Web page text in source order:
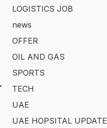
LOGISTICS JOB
news
OFFER
OIL AND GAS
SPORTS
TECH
UAE
UAE HOPSITAL UPDATE